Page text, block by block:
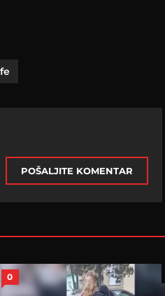
POŠALJITE KOMENTAR
0